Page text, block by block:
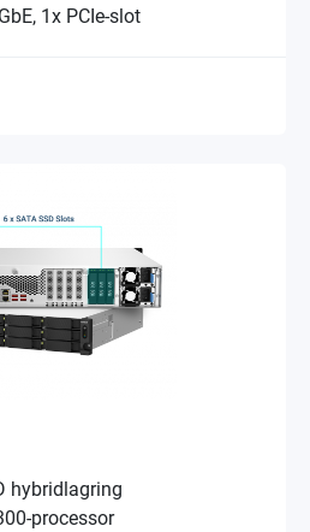
1x PCIe-slot
hybridlagring
processor